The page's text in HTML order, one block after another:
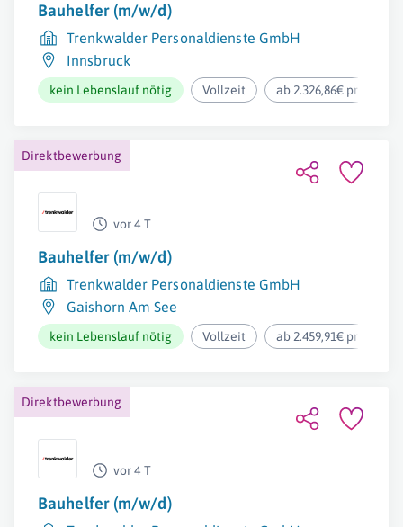
Bauhelfer (m/w/d)
Trenkwalder Personaldienste GmbH
Innsbruck
kein Lebenslauf nötig Vollzeit ab 2.326,86€ pro
Direktbewerbung
vor 4 T
Bauhelfer (m/w/d)
Trenkwalder Personaldienste GmbH
Gaishorn Am See
kein Lebenslauf nötig Vollzeit ab 2.459,91€ pro
Direktbewerbung
vor 4 T
Bauhelfer (m/w/d)